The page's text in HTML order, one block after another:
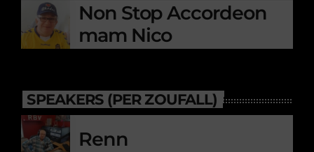
Non Stop Accordeon
mam Nico
SPEAKERS (PER ZOUFALL)
Renn